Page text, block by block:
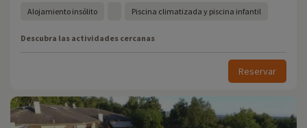
Alojamiento insólito Piscina climatizada y piscina infantil
Descubra las actividades cercanas
Reservar